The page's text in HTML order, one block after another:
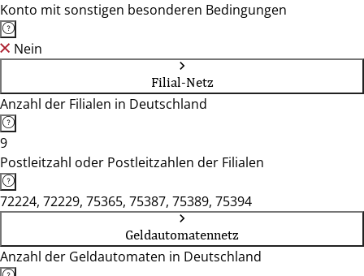
Konto mit sonstigen besonderen Bedingungen
Nein
Filial-Netz
Anzahl der Filialen in Deutschland
9
Postleitzahl oder Postleitzahlen der Filialen
72224, 72229, 75365, 75387, 75389, 75394
Geldautomatennetz
Anzahl der Geldautomaten in Deutschland